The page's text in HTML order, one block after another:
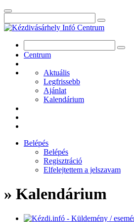
Centrum
Aktuális
Legfrissebb
Ajánlat
Kalendárium
Belépés
Belépés
Regisztráció
Elfelejtettem a jelszavam
» Kalendárium